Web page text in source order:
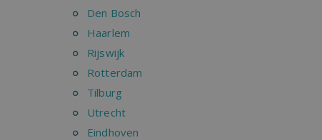
Den Bosch
Haarlem
Rijswijk
Rotterdam
Tilburg
Utrecht
Eindhoven